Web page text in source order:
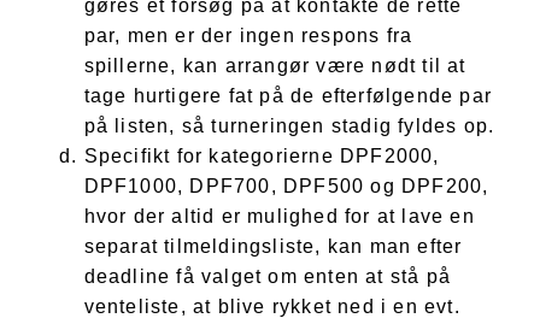
gøres et forsøg på at kontakte de rette
par, men er der ingen respons fra
spillerne, kan arrangør være nødt til at
tage hurtigere fat på de efterfølgende par
på listen, så turneringen stadig fyldes op.
Specifikt for kategorierne DPF2000,
DPF1000, DPF700, DPF500 og DPF200,
hvor der altid er mulighed for at lave en
separat tilmeldingsliste, kan man efter
deadline få valget om enten at stå på
venteliste, at blive rykket ned i en evt.